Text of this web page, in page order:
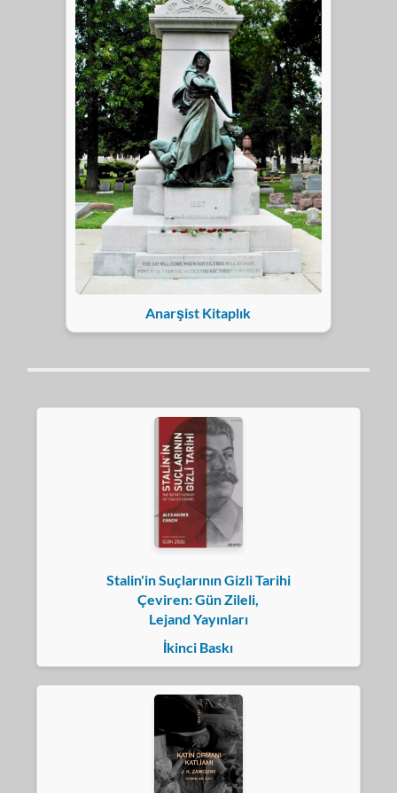
Anarşist Kitaplık
Stalin'in Suçlarının Gizli Tarihi
Çeviren: Gün Zileli,
Lejand Yayınları
İkinci Baskı